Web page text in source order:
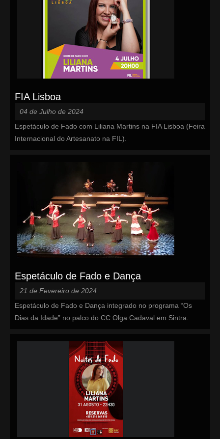
FIA Lisboa
04 de Julho de 2024
Espetáculo de Fado com Liliana Martins na FIA Lisboa (Feira
Internacional do Artesanato na FIL).
Espetáculo de Fado e Dança
21 de Fevereiro de 2024
Espetáculo de Fado e Dança integrado no programa “Os
Dias da Idade” no palco do CC Olga Cadaval em Sintra.